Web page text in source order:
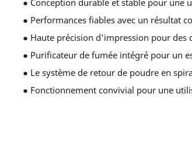
● Conception durable et stable pour une
● Performances fiables avec un résultat
● Haute précision d'impression pour des
● Purificateur de fumée intégré pour un
● Le système de retour de poudre en
● Fonctionnement convivial pour une